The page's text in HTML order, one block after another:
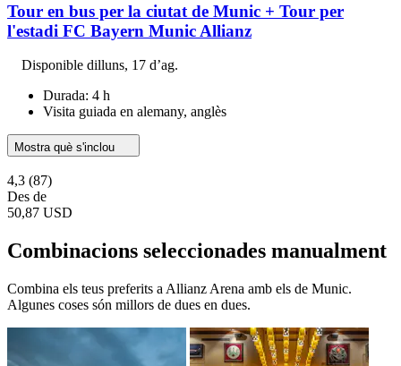
Tour en bus per la ciutat de Munic + Tour per
l'estadi FC Bayern Munic Allianz
Disponible dilluns, 17 d’ag.
Durada: 4 h
Visita guiada en alemany, anglès
Mostra què s'inclou
4,3 (87)
Des de
50,87 USD
Combinacions seleccionades manualment
Combina els teus preferits a Allianz Arena amb els de Munic.
Algunes coses són millors de dues en dues.